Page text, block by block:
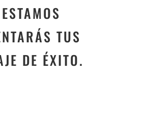
TUS
DE ÉXITO.